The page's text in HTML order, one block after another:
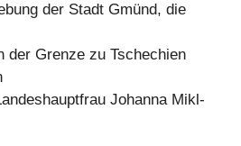
der Stadt Gmünd, die
der Grenze zu Tschechien
Johanna Mikl-